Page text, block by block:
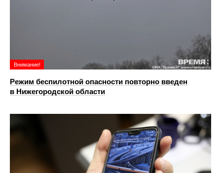
Внимание!
Режим беспилотной опасности повторно введен
в Нижегородской области